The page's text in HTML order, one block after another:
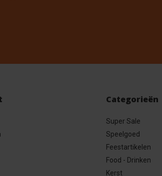
Categorieën
Super Sale
Speelgoed
Feestartikelen
Food - Drinken
Kerst